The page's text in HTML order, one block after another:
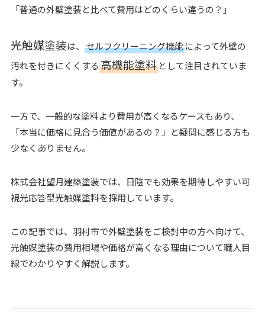
「普通の外壁塗装と比べて費用はどのくらい違うの？」
光触媒塗装は、 セルフクリーニング機能によって外壁の
汚れを付きにくくする 高機能塗料として注目されていま
す。
一方で、一般的な塗料より費用が高くなるケースもあり、
「本当に価格に見合う価値があるの？」と疑問に感じる方も
少なくありません。
株式会社望月建築塗装では、日陰でも効果を期待しやすい可
視光応答型光触媒塗料を採用しています。
この記事では、羽村市で外壁塗装をご検討中の方へ向けて、
光触媒塗装の費用相場や価格が高くなる理由について職人目
線でわかりやすく解説します。